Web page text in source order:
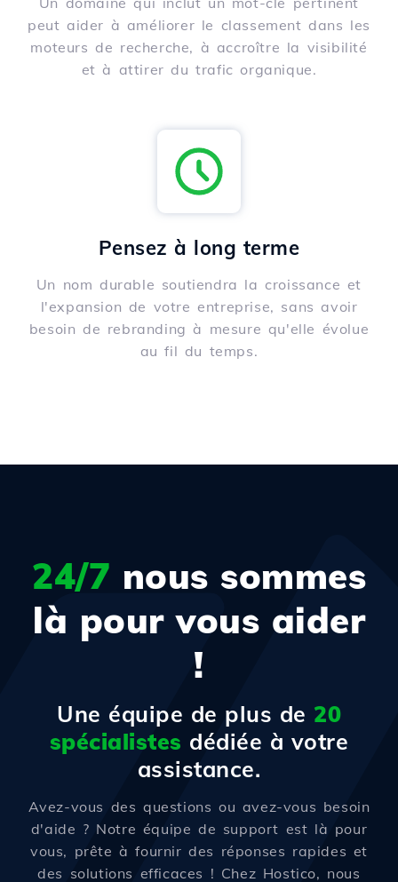
peut aider à améliorer le classement dans les
moteurs de recherche, à accroître la visibilité
et à attirer du trafic organique.
Pensez à long terme
Un nom durable soutiendra la croissance et
l'expansion de votre entreprise, sans avoir
besoin de rebranding à mesure qu'elle évolue
au fil du temps.
24/7 nous sommes
là pour vous aider
!
Une équipe de plus de 20
spécialistes dédiée à votre
assistance.
Avez-vous des questions ou avez-vous besoin
d'aide ? Notre équipe de support est là pour
vous, prête à fournir des réponses rapides et
des solutions efficaces ! Chez Hostico, nous